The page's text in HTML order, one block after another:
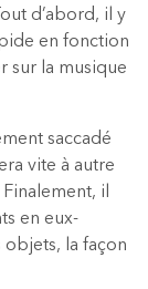
d’abord, il y
en fonction
sur la musique
saccadé
vite à autre
il
en eux-
la façon